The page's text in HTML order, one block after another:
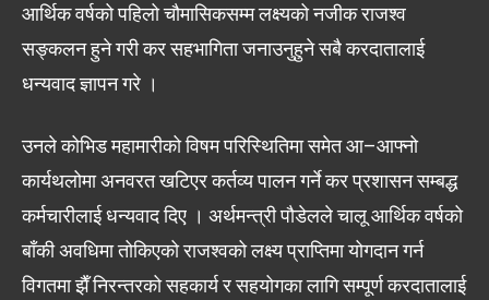
आर्थिक वर्षको पहिलो चौमासिकसम्म लक्ष्यको नजीक राजश्व
सङ्कलन हुने गरी कर सहभागिता जनाउनुहुने सबै करदातालाई
धन्यवाद ज्ञापन गरे ।
उनले कोभिड महामारीको विषम परिस्थितिमा समेत आ–आफ्नो
कार्यथलोमा अनवरत खटिएर कर्तव्य पालन गर्ने कर प्रशासन सम्बद्ध
कर्मचारीलाई धन्यवाद दिए । अर्थमन्त्री पौडेलले चालू आर्थिक वर्षको
बाँकी अवधिमा तोकिएको राजश्वको लक्ष्य प्राप्तिमा योगदान गर्न
विगतमा झैँ निरन्तरको सहकार्य र सहयोगका लागि सम्पूर्ण करदातालाई